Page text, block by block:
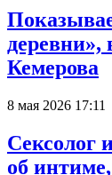
деревни»,
Кемерова
8 мая 2026 17:11
Сексолог
об